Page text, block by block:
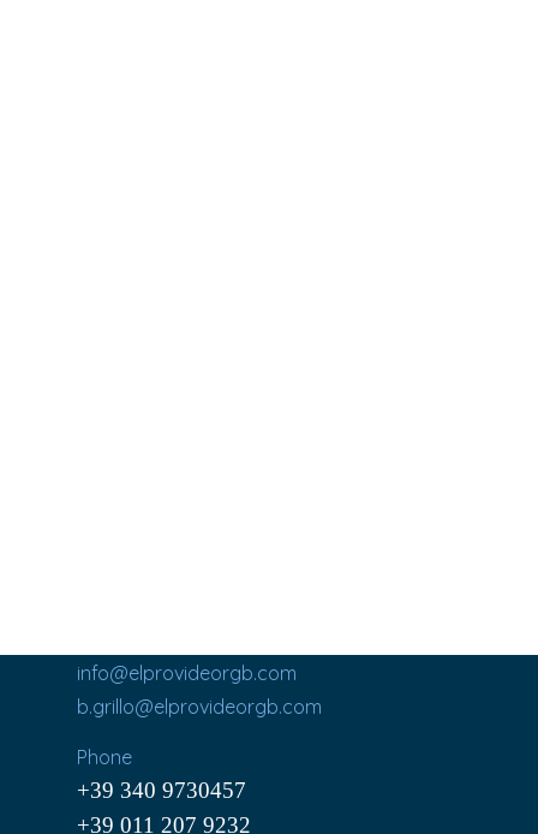
info@elprovideorgb.com
b.grillo@elprovideorgb.com
Phone
+39 340 9730457
+39 011 207 9232